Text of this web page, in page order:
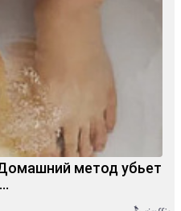
метод убьет